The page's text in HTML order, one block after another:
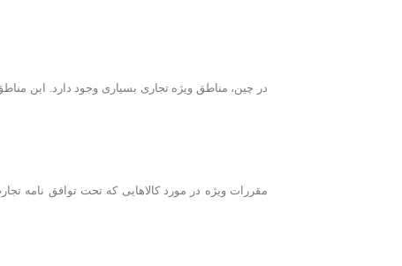
در چین، مناطق ویژه تجاری بسیاری وجود دارد. این
مقررات ویژه در مورد کالاهایی که تحت توافق نامه